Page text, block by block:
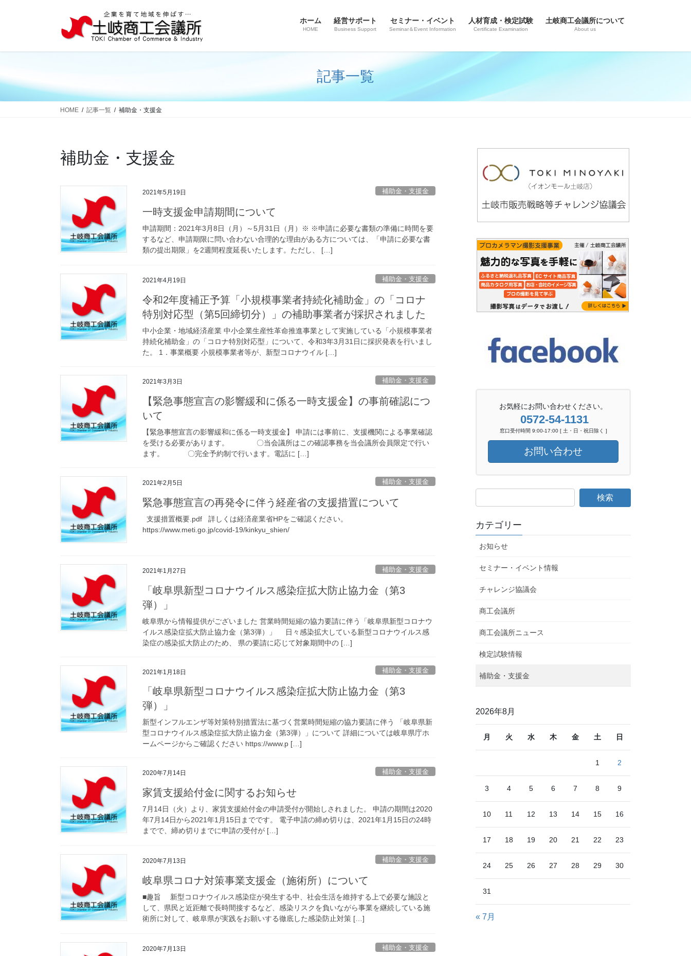
ス
ッ
ン
移
ホーム
HOME
経営サポート
Business Support
セミナー・イベント
Seminar＆Event Information
人材育成・検定試験
Certificate Examination
土岐商工会議所について
About us
記事一覧
HOME 記事一覧 補助金・支援金
補助金・支援金
2021年5月19日 補助金・支援金
一時支援金申請期間について
申請期間：2021年3月8日（月）～5月31日（月）※ ※申請に必要な書類の準備に時間を要
するなど、申請期限に問い合わない合理的な理由がある方については、「申請に必要な書
類の提出期限」を2週間程度延長いたします。ただし、 […]
2021年4月19日 補助金・支援金
令和2年度補正予算「小規模事業者持続化補助金」の「コロナ
特別対応型（第5回締切分）」の補助事業者が採択されました
中小企業・地域経済産業 中小企業生産性革命推進事業として実施している「小規模事業者
持続化補助金」の「コロナ特別対応型」について、令和3年3月31日に採択発表を行いまし
た。 1．事業概要 小規模事業者等が、新型コロナウイル […]
2021年3月3日 補助金・支援金
【緊急事態宣言の影響緩和に係る一時支援金】の事前確認につ
いて
【緊急事態宣言の影響緩和に係る一時支援金】 申請には事前に、支援機関による事業確認
を受ける必要があります。 〇当会議所はこの確認事務を当会議所会員限定で行い
ます。 〇完全予約制で行います。電話に […]
2021年2月5日 補助金・支援金
緊急事態宣言の再発令に伴う経産省の支援措置について
支援措置概要.pdf 詳しくは経済産業省HPをご確認ください。
https://www.meti.go.jp/covid-19/kinkyu_shien/
2021年1月27日 補助金・支援金
「岐阜県新型コロナウイルス感染症拡大防止協力金（第3
弾）」
岐阜県から情報提供がございました 営業時間短縮の協力要請に伴う「岐阜県新型コロナウ
イルス感染症拡大防止協力金（第3弾）」 日々感染拡大している新型コロナウイルス感
染症の感染拡大防止のため、 県の要請に応じて対象期間中の […]
2021年1月18日 補助金・支援金
「岐阜県新型コロナウイルス感染症拡大防止協力金（第3
弾）」
新型インフルエンザ等対策特別措置法に基づく営業時間短縮の協力要請に伴う 「岐阜県新
型コロナウイルス感染症拡大防止協力金（第3弾）」について 詳細については岐阜県庁ホ
ームページからご確認ください https://www.p […]
2020年7月14日 補助金・支援金
家賃支援給付金に関するお知らせ
7月14日（火）より、家賃支援給付金の申請受付が開始しされました。 申請の期間は2020
年7月14日から2021年1月15日までです。 電子申請の締め切りは、2021年1月15日の24時
までで、締め切りまでに申請の受付が […]
2020年7月13日 補助金・支援金
岐阜県コロナ対策事業支援金（施術所）について
■趣旨 新型コロナウイルス感染症が発生する中、社会生活を維持する上で必要な施設と
して、県民と近距離で長時間接するなど、感染リスクを負いながら事業を継続している施
術所に対して、岐阜県が実践をお願いする徹底した感染防止対策 […]
2020年7月13日 補助金・支援金
お気軽にお問い合わせください。
0572-54-1131
窓口受付時間 9:00-17:00 [ 土・日・祝日除く ]
お問い合わせ
カテゴリー
お知らせ
セミナー・イベント情報
チャレンジ協議会
商工会議所
商工会議所ニュース
検定試験情報
補助金・支援金
2026年8月
月 火 水 木 金 土 日
1 2
3 4 5 6 7 8 9
10 11 12 13 14 15 16
17 18 19 20 21 22 23
24 25 26 27 28 29 30
31
« 7月